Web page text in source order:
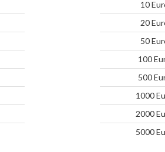
10
20
50
100
500
1000
2000
5000